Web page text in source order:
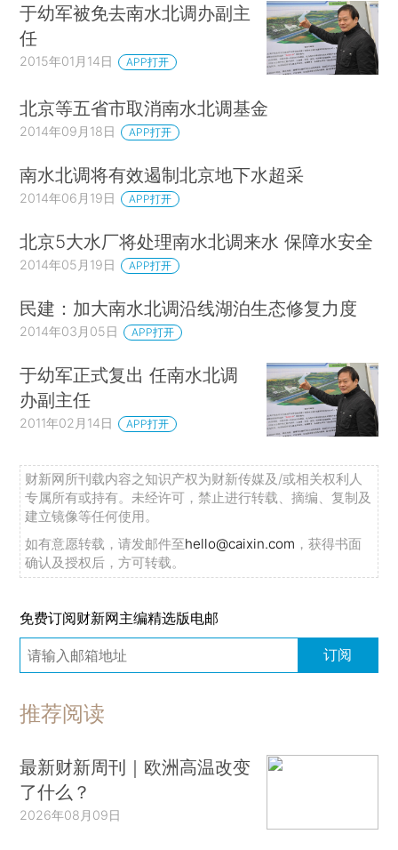
于幼军被免去南水北调办副主
任
2015年01月14日 APP打开
北京等五省市取消南水北调基金
2014年09月18日 APP打开
南水北调将有效遏制北京地下水超采
2014年06月19日 APP打开
北京5大水厂将处理南水北调来水 保障水安全
2014年05月19日 APP打开
民建：加大南水北调沿线湖泊生态修复力度
2014年03月05日 APP打开
于幼军正式复出 任南水北调
办副主任
2011年02月14日 APP打开
财新网所刊载内容之知识产权为财新传媒及/或相关权利人
专属所有或持有。未经许可，禁止进行转载、摘编、复制及
建立镜像等任何使用。
如有意愿转载，请发邮件至hello@caixin.com ，获得书面
确认及授权后，方可转载。
免费订阅财新网主编精选版电邮
订阅
推荐阅读
最新财新周刊｜欧洲高温改变
了什么？
2026年08月09日